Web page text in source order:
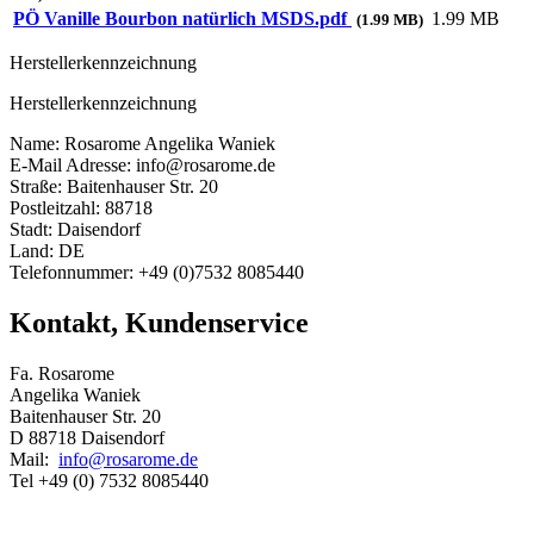
PÖ Vanille Bourbon natürlich MSDS.pdf (1.99 MB) 1.99 MB
Herstellerkennzeichnung
Herstellerkennzeichnung
Name: Rosarome Angelika Waniek
E-Mail Adresse: info@rosarome.de
Straße: Baitenhauser Str. 20
Postleitzahl: 88718
Stadt: Daisendorf
Land: DE
Telefonnummer: +49 (0)7532 8085440
Kontakt, Kundenservice
Fa. Rosarome
Angelika Waniek
Baitenhauser Str. 20
D 88718 Daisendorf
Mail: info@rosarome.de
Tel +49 (0) 7532 8085440